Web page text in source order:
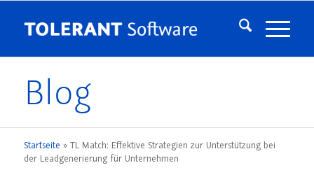
Blog
Startseite » TL Match: Effektive Strategien zur Unterstützung bei
der Leadgenerierung für Unternehmen